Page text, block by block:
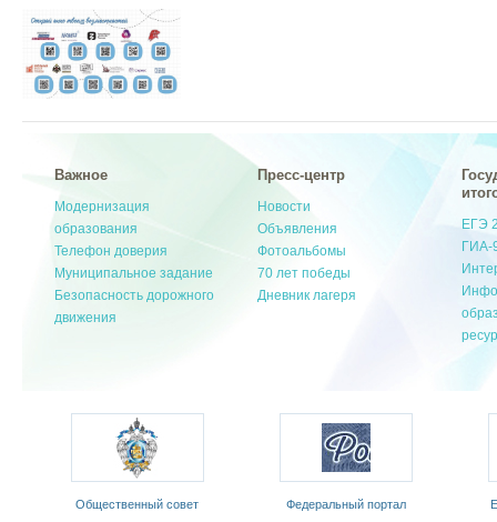
Важное
Модернизация
образования
Телефон доверия
Муниципальное задание
Безопасность дорожного
движения
Пресс-центр
Новости
Объявления
Фотоальбомы
70 лет победы
Дневник лагеря
ЕГЭ
ГИА-
Общественный совет
Федеральный портал